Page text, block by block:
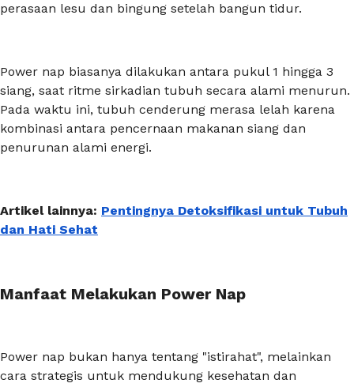
perasaan lesu dan bingung setelah bangun tidur.
Power nap biasanya dilakukan antara pukul 1 hingga 3
siang, saat ritme sirkadian tubuh secara alami menurun.
Pada waktu ini, tubuh cenderung merasa lelah karena
kombinasi antara pencernaan makanan siang dan
penurunan alami energi.
Artikel lainnya: Pentingnya Detoksifikasi untuk Tubuh
dan Hati Sehat
Manfaat Melakukan Power Nap
Power nap bukan hanya tentang "istirahat", melainkan
cara strategis untuk mendukung kesehatan dan